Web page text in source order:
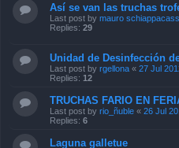
Así se van las truchas
Last post by mauro
Replies: 29
Unidad de Desinfección
Last post by rgellona « 27 Jul
Replies: 12
TRUCHAS FARIO EN
Last post by rio_ñuble « 26 Jul
Replies: 6
Laguna galletue